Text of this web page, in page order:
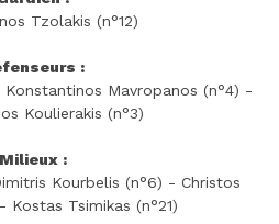
Tzolakis (n°12)
:
Mavropanos (n°4) -
Koulierakis (n°3)
Milieux :
Kourbelis (n°6) - Christos
Kostas Tsimikas (n°21)